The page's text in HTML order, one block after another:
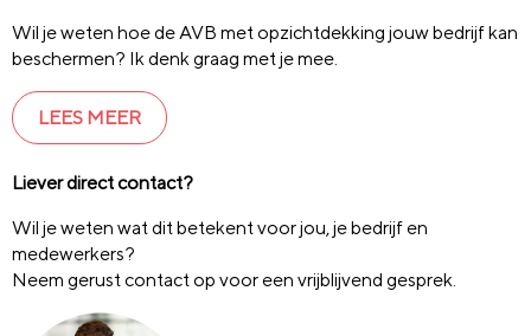
Wil je weten hoe de AVB met opzichtdekking jouw bedrijf kan
beschermen? Ik denk graag met je mee.
LEES MEER
Liever direct contact?
Wil je weten wat dit betekent voor jou, je bedrijf en
medewerkers?
Neem gerust contact op voor een vrijblijvend gesprek.